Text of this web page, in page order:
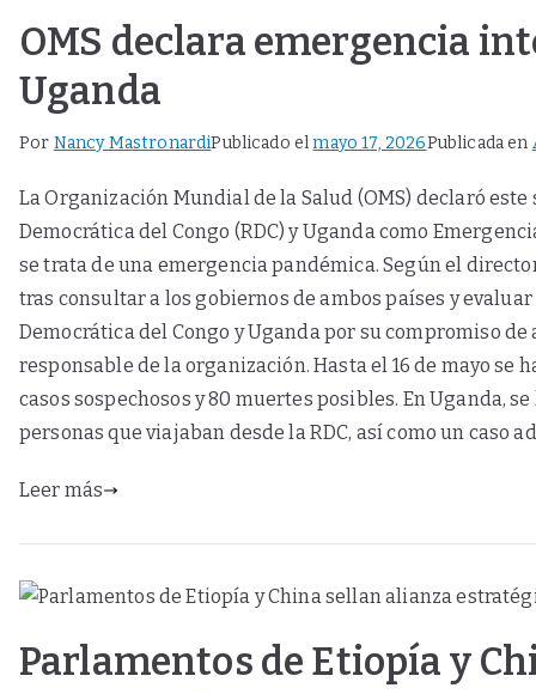
OMS declara emergencia
Uganda
Por Nancy MastronardiPublicado elmayo 17, 2026Publicada en
La Organización Mundial de la Salud (OMS) declaró
Democrática del Congo (RDC) y Uganda como
se trata de una emergencia pandémica. Según el
tras consultar a los gobiernos de ambos países y
Democrática del Congo y Uganda por su compromiso
responsable de la organización. Hasta el 16 de mayo se
casos sospechosos y 80 muertes posibles. En Uganda,
personas que viajaban desde la RDC, así como un caso
Leer más
Parlamentos de Etiopía y